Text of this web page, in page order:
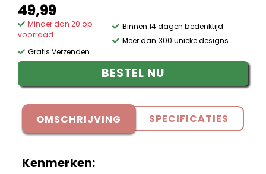
49,99
Minder dan 20 op
voorraad
Gratis Verzenden
Binnen 14 dagen bedenktijd
Meer dan 300 unieke designs
BESTEL NU
OMSCHRIJVING SPECIFICATIES
Kenmerken: